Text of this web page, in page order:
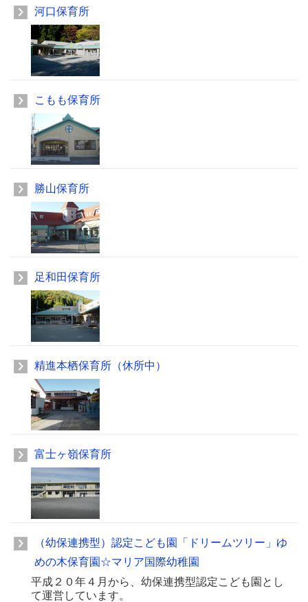
河口保育所
こもも保育所
勝山保育所
足和田保育所
精進本栖保育所（休所中）
富士ヶ嶺保育所
（幼保連携型）認定こども園「ドリームツリー」ゆ
めの木保育園☆マリア国際幼稚園
平成２０年４月から、幼保連携型認定こども園とし
て運営しています。